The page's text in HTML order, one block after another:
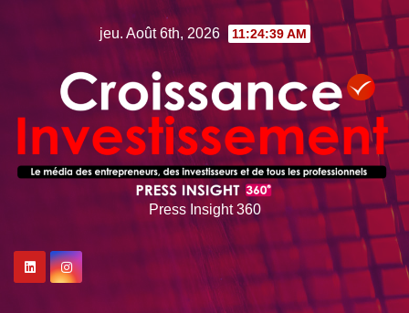
jeu. Août 6th, 2026 11:24:40 AM
Press Insight 360